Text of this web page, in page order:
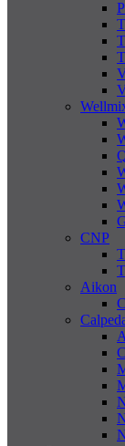
CNP
Aikon
A
C